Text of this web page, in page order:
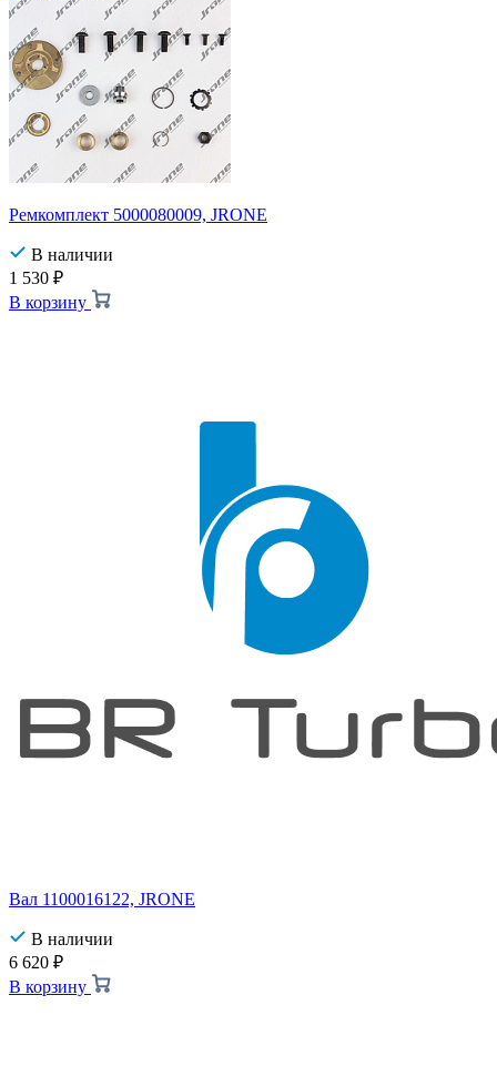
Ремкомплект 5000080009, JRONE
В наличии
1 530 ₽
В корзину
Вал 1100016122, JRONE
В наличии
6 620 ₽
В корзину